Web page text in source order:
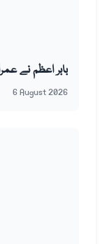
بابر اعظم نے
6 August 2026